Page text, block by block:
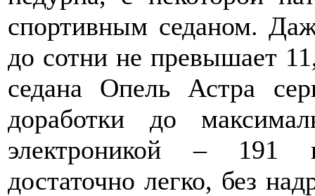
спортивным седаном.
до сотни не превышает
седана Опель Астра
доработки до
электроникой – 191
достаточно легко, без